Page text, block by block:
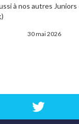
à nos autres
30 mai 2026